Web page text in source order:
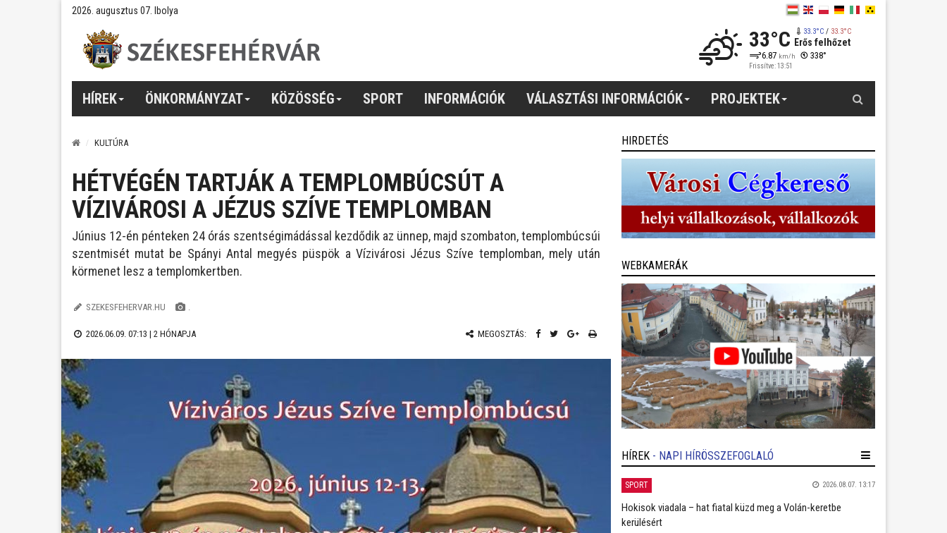
2026. augusztus 07. Ibolya
33°C 33.3°C/ 33.3°C
Erős felhőzet
6.87 km/h 338°
Frissítve: 13:51
HÍREK ÖNKORMÁNYZAT KÖZÖSSÉG SPORT INFORMÁCIÓK VÁLASZTÁSI INFORMÁCIÓK PROJEKTEK
KULTÚRA
HÉTVÉGÉN TARTJÁK A TEMPLOMBÚCSÚT A
VÍZIVÁROSI A JÉZUS SZÍVE TEMPLOMBAN
Június 12-én pénteken 24 órás szentségimádással kezdődik az ünnep, majd szombaton, templombúcsúi
szentmisét mutat be Spányi Antal megyés püspök a Vízivárosi Jézus Szíve templomban, mely után
körmenet lesz a templomkertben.
SZEKESFEHERVAR.HU .
2026.06.09. 07:13 | 2 HÓNAPJA MEGOSZTÁS:
HIRDETÉS
WEBKAMERÁK
HÍREK - NAPI HÍRÖSSZEFOGLALÓ
SPORT 2026.08.07. 13:17
Hokisok viadala – hat fiatal küzd meg a Volán-keretbe
kerülésért